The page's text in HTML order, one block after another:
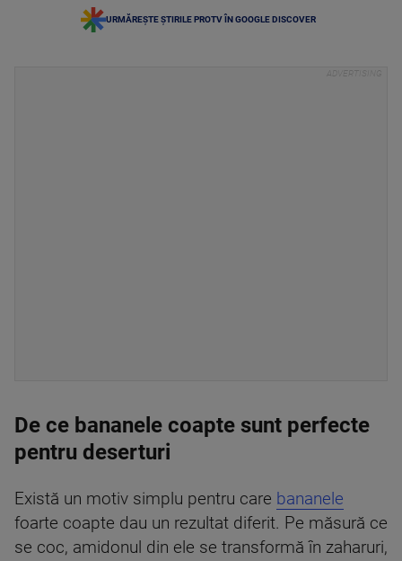
URMĂREȘTE ȘTIRILE PROTV ÎN GOOGLE DISCOVER
De ce bananele coapte sunt perfecte
pentru deserturi
Există un motiv simplu pentru care bananele
foarte coapte dau un rezultat diferit. Pe măsură ce
se coc, amidonul din ele se transformă în zaharuri,